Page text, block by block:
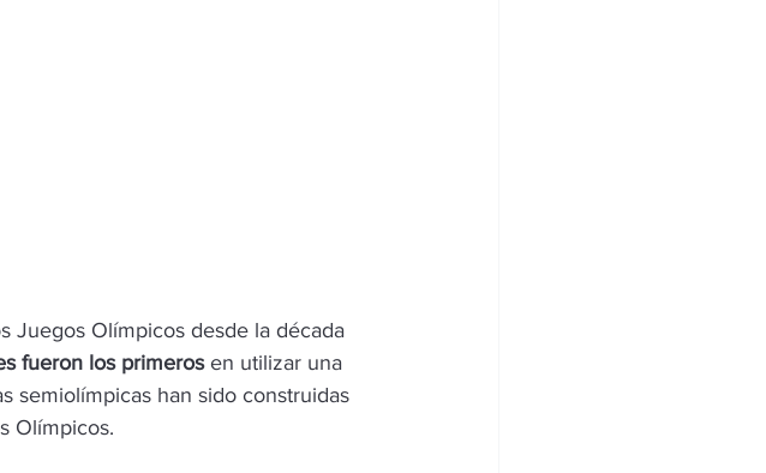
Juegos Olímpicos desde la década
fueron los primeros en utilizar una
semiolímpicas han sido construidas
Olímpicos.